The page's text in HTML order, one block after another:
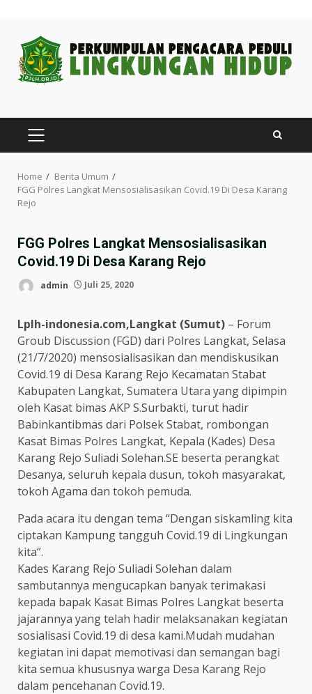
content
PRIMARY
MENU
Home
Berita Umum
FGG Polres Langkat Mensosialisasikan Covid.19 Di Desa Karang
Rejo
FGG Polres Langkat Mensosialisasikan
Covid.19 Di Desa Karang Rejo
admin Juli 25, 2020
Lplh-indonesia.com,Langkat (Sumut) – Forum
Groub Discussion (FGD) dari Polres Langkat, Selasa
(21/7/2020) mensosialisasikan dan mendiskusikan
Covid.19 di Desa Karang Rejo Kecamatan Stabat
Kabupaten Langkat, Sumatera Utara yang dipimpin
oleh Kasat bimas AKP S.Surbakti, turut hadir
Babinkantibmas dari Polsek Stabat, rombongan
Kasat Bimas Polres Langkat, Kepala (Kades) Desa
Karang Rejo Suliadi Solehan.SE beserta perangkat
Desanya, seluruh kepala dusun, tokoh masyarakat,
tokoh Agama dan tokoh pemuda.
Pada acara itu dengan tema “Dengan siskamling kita
ciptakan Kampung tangguh Covid.19 di Lingkungan
kita”.
Kades Karang Rejo Suliadi Solehan dalam
sambutannya mengucapkan banyak terimakasi
kepada bapak Kasat Bimas Polres Langkat beserta
jajarannya yang telah hadir melaksanakan kegiatan
sosialisasi Covid.19 di desa kami.Mudah mudahan
kegiatan ini dapat memotivasi dan semangan bagi
kita semua khususnya warga Desa Karang Rejo
dalam pencehanan Covid.19.